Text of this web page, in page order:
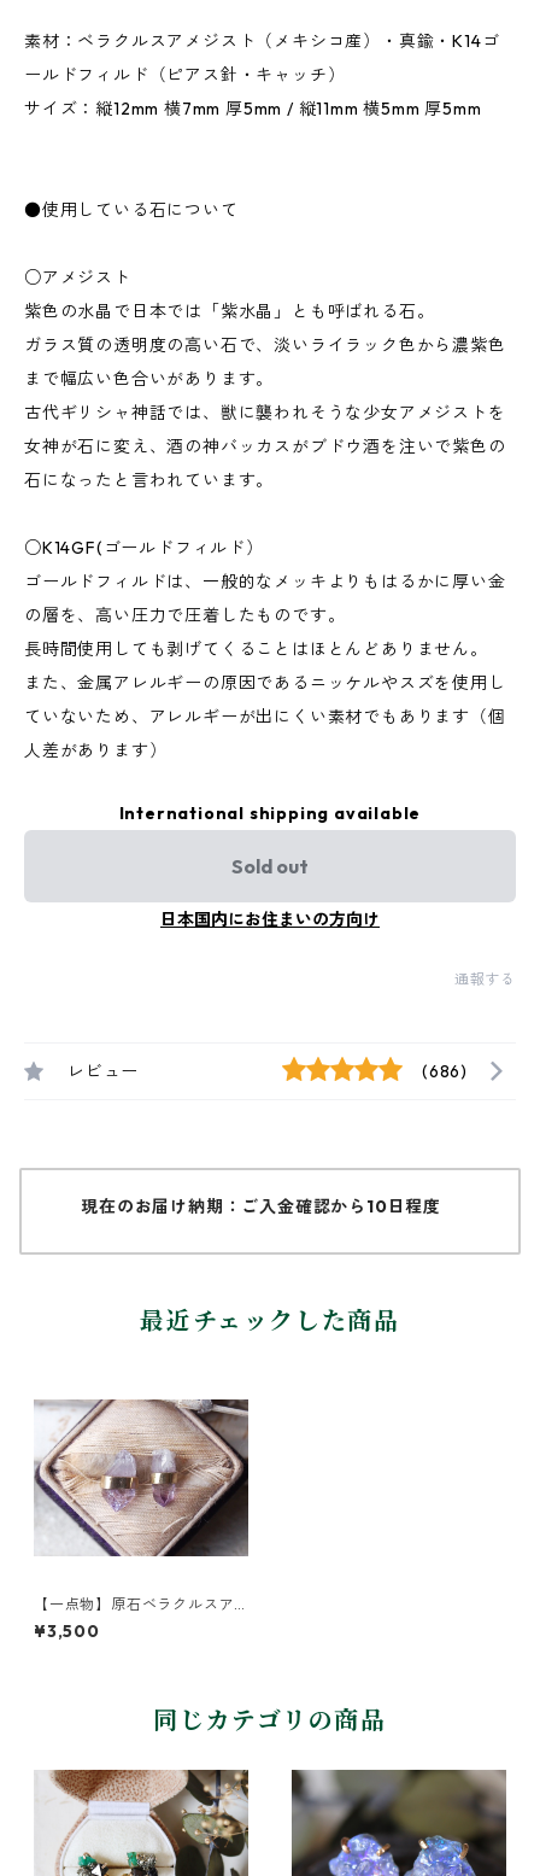
素材：ベラクルスアメジスト（メキシコ産）・真鍮・K14ゴ
ールドフィルド（ピアス針・キャッチ）
サイズ：縦12mm 横7mm 厚5mm / 縦11mm 横5mm 厚5mm
●使用している石について
○アメジスト
紫色の水晶で日本では「紫水晶」とも呼ばれる石。
ガラス質の透明度の高い石で、淡いライラック色から濃紫色
まで幅広い色合いがあります。
古代ギリシャ神話では、獣に襲われそうな少女アメジストを
女神が石に変え、酒の神バッカスがブドウ酒を注いで紫色の
石になったと言われています。
○K14GF(ゴールドフィルド）
ゴールドフィルドは、一般的なメッキよりもはるかに厚い金
の層を、高い圧力で圧着したものです。
長時間使用しても剥げてくることはほとんどありません。
また、金属アレルギーの原因であるニッケルやスズを使用し
ていないため、アレルギーが出にくい素材でもあります（個
人差があります）
International shipping available
Sold out
日本国内にお住まいの方向け
通報する
レビュー (686)
現在のお届け納期：ご入金確認から10日程度
最近チェックした商品
【一点物】原石ベラクルスア
メジストのピアス
¥3,500
同じカテゴリの商品